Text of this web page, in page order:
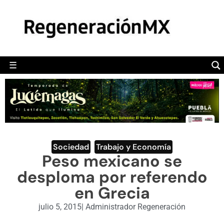
☰
POLÍTICA
CAMALEÓN
OPINIÓN
DEPORTES
ENGLISH SECTION
VIDEOS
Sociedad Trabajo y Economía
Peso mexicano se
desploma por referendo
en Grecia
julio 5, 2015| Administrador Regeneración